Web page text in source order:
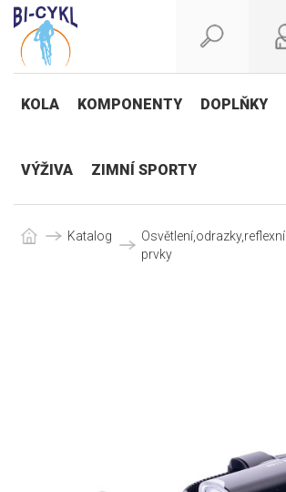
KOLA KOMPONENTY DOPLŇKY
VÝŽIVA ZIMNÍ SPORTY
Katalog
Osvětlení,odrazky,reflexní
prvky